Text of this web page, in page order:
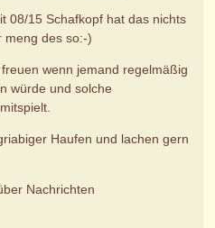
08/15 Schafkopf hat das nichts
meng des so:-)
wenn jemand regelmäßig
würde und solche
Haufen und lachen gern
Nachrichten